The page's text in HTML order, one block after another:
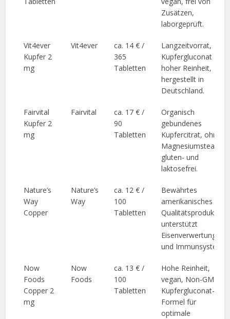
Zusätzen,
laborgeprüft.
Vit4ever
Kupfer 2
mg
Vit4ever
ca. 14 € /
365
Tabletten
Langzeitvorrat,
Kupfergluconat mit
hoher Reinheit,
hergestellt in
Deutschland.
Fairvital
Kupfer 2
mg
Fairvital
ca. 17 € /
90
Tabletten
Organisch
gebundenes
Kupfercitrat, ohne
Magnesiumstearat,
gluten- und
laktosefrei.
Nature’s
Way
Copper
Nature’s
Way
ca. 12 € /
100
Tabletten
Bewährtes
amerikanisches
Qualitätsprodukt,
unterstützt
Eisenverwertung
und Immunsystem.
Now
Foods
Copper 2
mg
Now
Foods
ca. 13 € /
100
Tabletten
Hohe Reinheit,
vegan, Non-GMO,
Kupfergluconat-
Formel für
optimale